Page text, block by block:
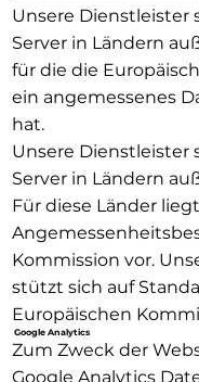
Unsere Dienstleister
Server in Ländern
für die die
ein angemessenes
hat.
Unsere Dienstleister
Server in Ländern
Für diese Länder
Kommission vor.
stützt sich auf
Europäischen
Google Analytics
Zum Zweck der
Google Analytics